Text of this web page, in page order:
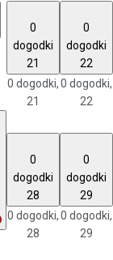
0
dogodki
21
0 dogodki,
21
0
dogodki
22
0 dogodki,
22
0
dogodki
28
0 dogodki,
28
0
dogodki
29
0 dogodki,
29